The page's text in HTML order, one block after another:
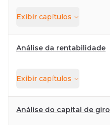
Exibir capítulos
Análise da rentabilidade
Exibir capítulos
Análise do capital de giro